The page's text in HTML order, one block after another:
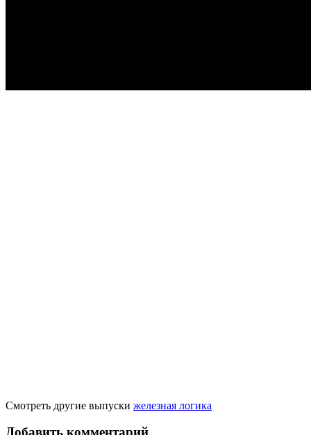
Смотреть другие выпуски железная логика